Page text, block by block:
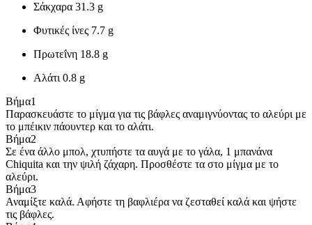
Σάκχαρα 31.3 g
Φυτικές ίνες 7.7 g
Πρωτεΐνη 18.8 g
Αλάτι0.8 g
Βήμα1
Παρασκευάστε το μίγμα για τις βάφλες αναμιγνύοντας το αλεύρι με
το μπέικιν πάουντερ και το αλάτι.
Βήμα2
Σε ένα άλλο μπολ, χτυπήστε τα αυγά με το γάλα, 1 μπανάνα
Chiquita και την ψιλή ζάχαρη. Προσθέστε τα στο μίγμα με το
αλεύρι.
Βήμα3
Αναμίξτε καλά. Αφήστε τη βαφλιέρα να ζεσταθεί καλά και ψήστε
τις βάφλες.